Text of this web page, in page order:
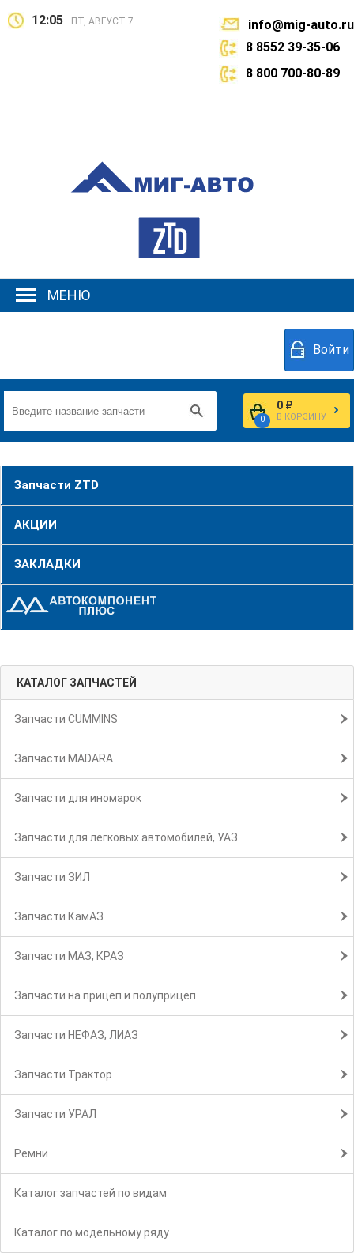
12:05 ПТ, АВГУСТ 7
info@mig-auto.ru
8 8552 39-35-06
8 800 700-80-89
МЕНЮ
Войти
0
0 ₽
В КОРЗИНУ
Запчасти ZTD
АКЦИИ
ЗАКЛАДКИ
КАТАЛОГ ЗАПЧАСТЕЙ
Запчасти CUMMINS
Запчасти MADARA
Запчасти для иномарок
Запчасти для легковых автомобилей, УАЗ
Запчасти ЗИЛ
Запчасти КамАЗ
Запчасти МАЗ, КРАЗ
Запчасти на прицеп и полуприцеп
Запчасти НЕФАЗ, ЛИАЗ
Запчасти Трактор
Запчасти УРАЛ
Ремни
Каталог запчастей по видам
Каталог по модельному ряду